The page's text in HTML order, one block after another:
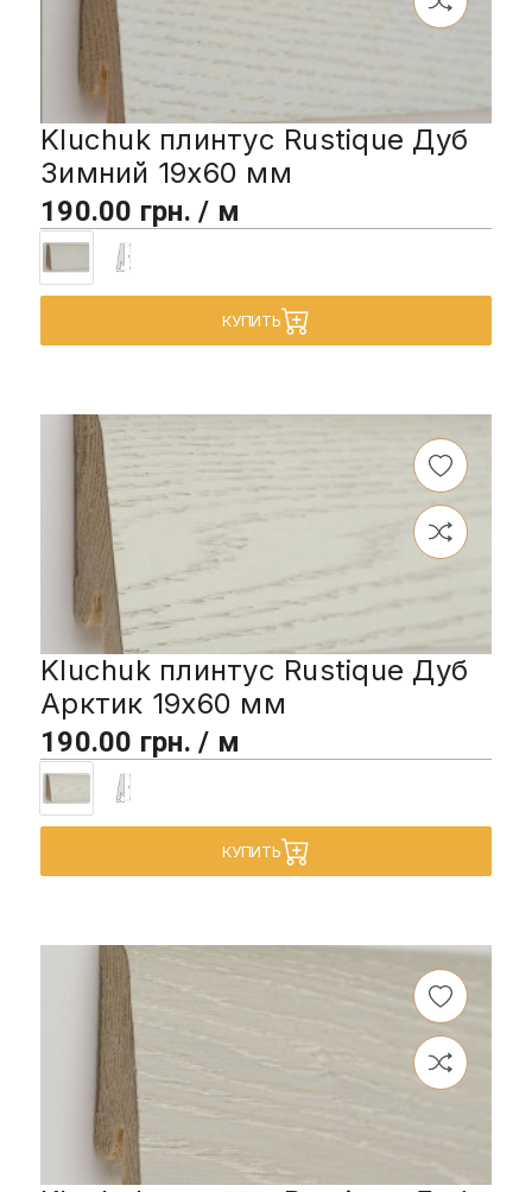
Kluchuk плинтус Rustique Дуб
Зимний 19х60 мм
190.00 грн. / м
КУПИТЬ
Kluchuk плинтус Rustique Дуб
Арктик 19х60 мм
190.00 грн. / м
КУПИТЬ